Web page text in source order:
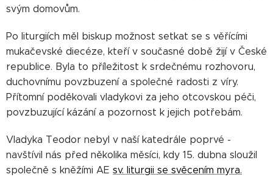
svým domovům.
Po liturgiích měl biskup možnost setkat se s věřícími
mukačevské diecéze, kteří v současné době žijí v České
republice. Byla to příležitost k srdečnému rozhovoru,
duchovnímu povzbuzení a společné radosti z víry.
Přítomní poděkovali vladykovi za jeho otcovskou péči,
povzbuzující kázání a pozornost k jejich potřebám.
Vladyka Teodor nebyl v naší katedrále poprvé -
navštívil nás před několika měsíci, kdy 15. dubna sloužil
společně s kněžími AE sv. liturgii se svěcením myra.